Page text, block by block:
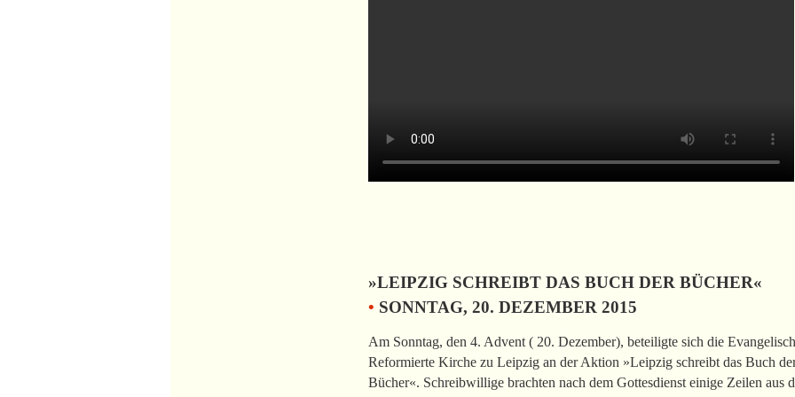
»LEIPZIG SCHREIBT DAS BUCH DER BÜCHER«
• SONNTAG, 20. DEZEMBER 2015
Am Sonntag, den 4. Advent ( 20. Dezember), beteiligte sich die Evangelisch
Reformierte Kirche zu Leipzig an der Aktion »Leipzig schreibt das Buch
Bücher«. Schreibwillige brachten nach dem Gottesdienst einige Zeilen aus